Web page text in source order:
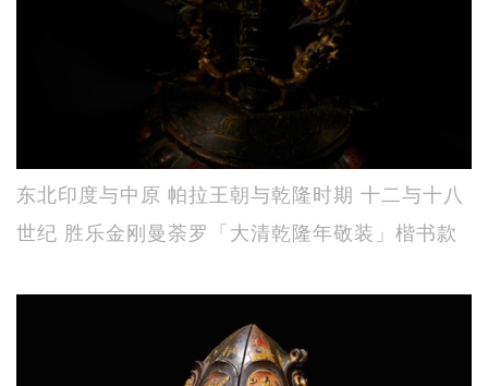
东北印度与中原 帕拉王朝与乾隆时期 十二与十八
世纪 胜乐金刚曼荼罗「大清乾隆年敬装」楷书款